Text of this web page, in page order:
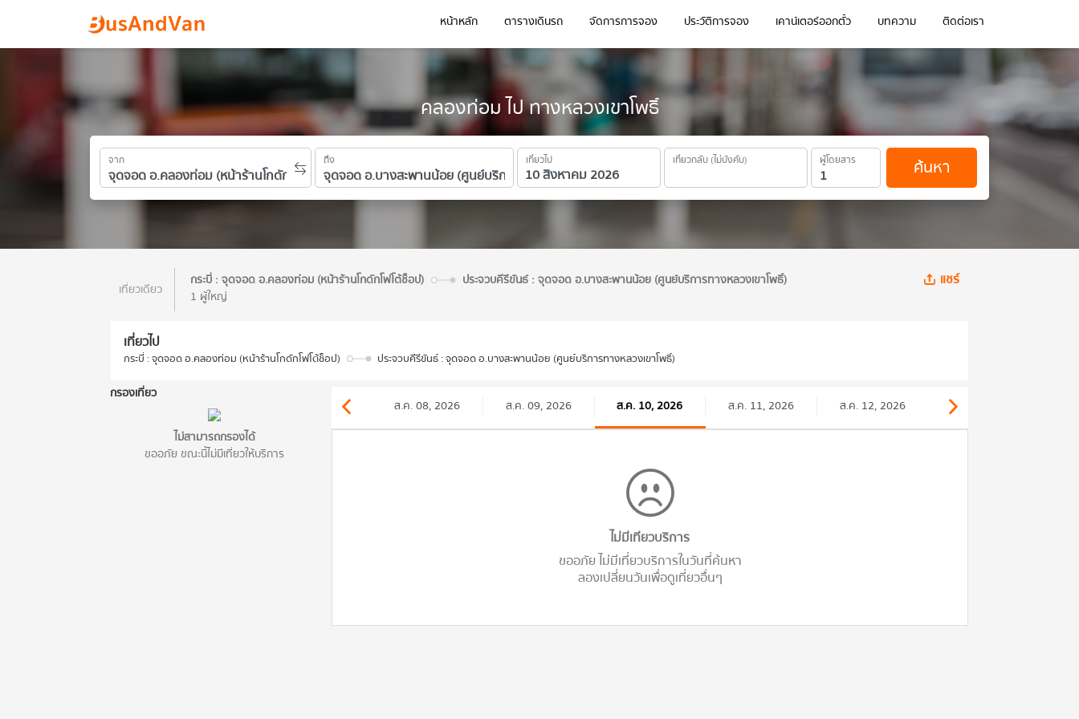
คลองท่อม ไป ทางหลวงเขาโพธิ์
จาก ถึง เที่ยวไป เที่ยวกลับ (ไม่บังคับ) ผู้โดยสาร ค้นหา
หน้าหลัก ตารางเดินรถ จัดการการจอง ประวัติการจอง เคาน์เตอร์ออกตั๋ว บทความ ติดต่อเรา
เที่ยวเดียว
กระบี่ : จุดจอด อ.คลองท่อม (หน้าร้านโกดักโฟโต้ช็อป)
ประจวบคีรีขันธ์ : จุดจอด อ.บางสะพานน้อย (ศูนย์บริการทางหลวงเขาโพธิ์)
1 ผู้ใหญ่
แชร์
เที่ยวไป
กระบี่ : จุดจอด อ.คลองท่อม (หน้าร้านโกดักโฟโต้ช็อป) ประจวบคีรีขันธ์ : จุดจอด อ.บางสะพานน้อย (ศูนย์บริการทางหลวงเขาโพธิ์)
กรองเที่ยว
ไม่สามารถกรองได้
ขออภัย ขณะนี้ไม่มีเที่ยวให้บริการ
ส.ค. 08, 2026 ส.ค. 09, 2026 ส.ค. 10, 2026 ส.ค. 11, 2026 ส.ค. 12, 2026
ไม่มีเทียวบริการ
ขออภัย ไม่มีเที่ยวบริการในวันที่ค้นหา
ลองเปลี่ยนวันเพื่อดูเที่ยวอื่นๆ